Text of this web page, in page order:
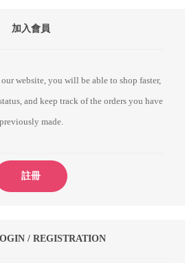
加入會員
website, you will be able to shop faster,
and keep track of the orders you have
previously made.
註冊
/ REGISTRATION